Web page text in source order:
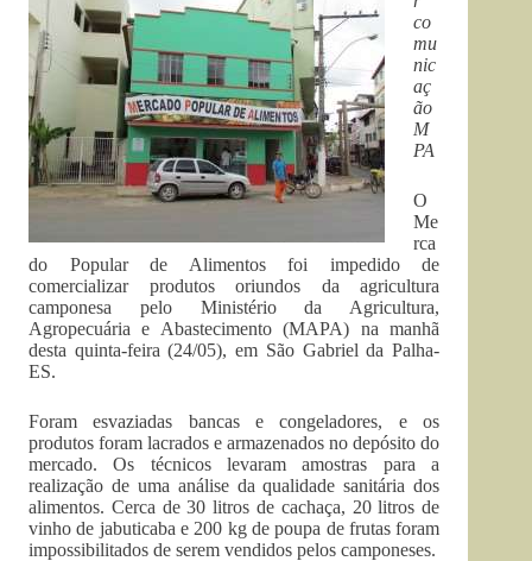
co
mu
nic
aç
ão
M
PA
O
Me
rca
do Popular de Alimentos foi impedido de
comercializar produtos oriundos da agricultura
camponesa pelo Ministério da Agricultura,
Agropecuária e Abastecimento (MAPA) na manhã
desta quinta-feira (24/05), em São Gabriel da Palha-
ES.
Foram esvaziadas bancas e congeladores, e os
produtos foram lacrados e armazenados no depósito do
mercado. Os técnicos levaram amostras para a
realização de uma análise da qualidade sanitária dos
alimentos. Cerca de 30 litros de cachaça, 20 litros de
vinho de jabuticaba e 200 kg de poupa de frutas foram
impossibilitados de serem vendidos pelos camponeses.